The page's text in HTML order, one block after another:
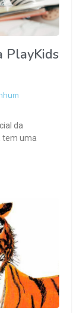
PlayKids
da
tem uma